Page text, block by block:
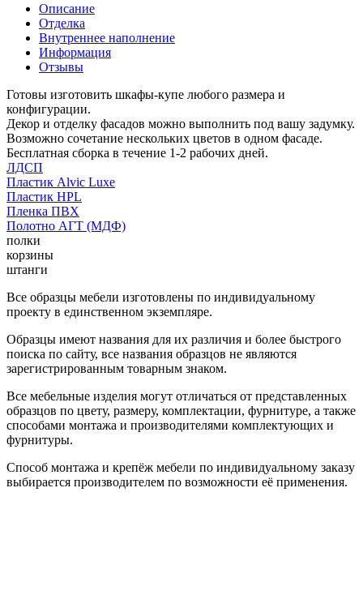
Описание
Отделка
Внутреннее наполнение
Информация
Отзывы
Готовы изготовить шкафы-купе любого размера и
конфигурации.
Декор и отделку фасадов можно выполнить под вашу задумку.
Возможно сочетание нескольких цветов в одном фасаде.
Бесплатная сборка в течение 1-2 рабочих дней.
ЛДСП
Пластик Alvic Luxe
Пластик HPL
Пленка ПВХ
Полотно АГТ (МДФ)
полки
корзины
штанги
Все образцы мебели изготовлены по индивидуальному
проекту в единственном экземпляре.
Образцы имеют названия для их различия и более быстрого
поиска по сайту, все названия образцов не являются
зарегистрированным товарным знаком.
Все мебельные изделия могут отличаться от представленных
образцов по цвету, размеру, комплектации, фурнитуре, а также
способами монтажа и производителями комплектующих и
фурнитуры.
Способ монтажа и крепёж мебели по индивидуальному заказу
выбирается производителем по возможности её применения.